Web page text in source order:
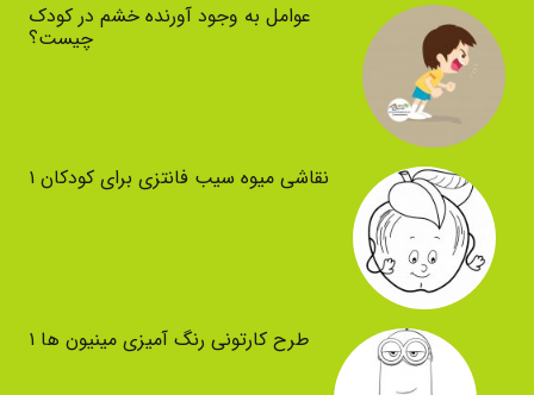
عوامل به وجود آورنده خشم در کودک
چیست؟
نقاشی میوه سیب فانتزی برای کودکان ۱
طرح کارتونی رنگ آمیزی مینیون ها ۱